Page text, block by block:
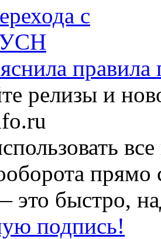
релизы и
прямо
это быстро,
подпись!